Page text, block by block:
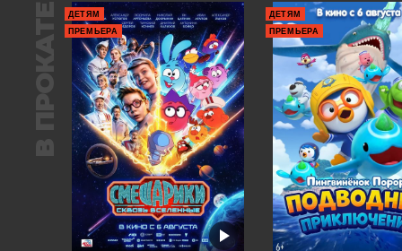
В ПРОКАТЕ
ДЕТЯМ
ПРЕМЬЕРА
ДЕТЯМ
ПРЕМЬЕРА